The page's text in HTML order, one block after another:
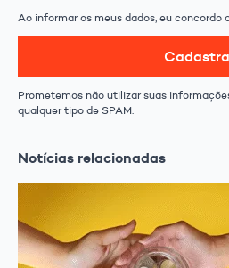
Ao informar os meus dados, eu concordo
Prometemos não utilizar suas
qualquer tipo de SPAM.
Notícias relacionadas